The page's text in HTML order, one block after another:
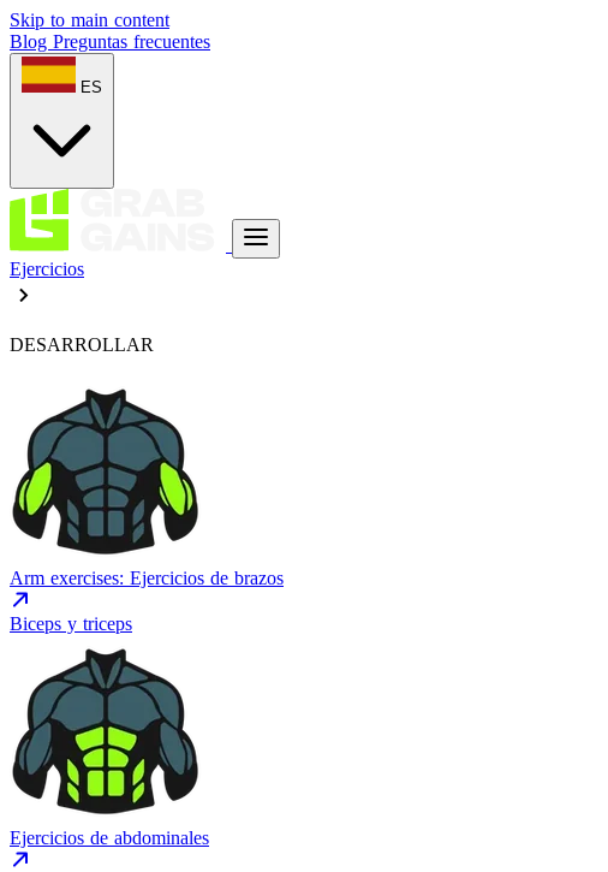
Skip to main content
Blog Preguntas frecuentes
ES
Ejercicios
DESARROLLAR
Arm exercises: Ejercicios de brazos
Biceps y triceps
Ejercicios de abdominales